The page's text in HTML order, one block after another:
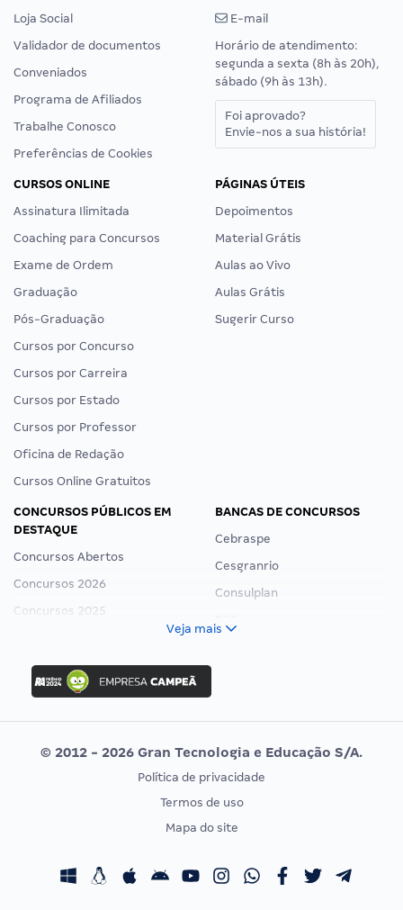
Loja Social
Validador de documentos
Conveniados
Programa de Afiliados
Trabalhe Conosco
Preferências de Cookies
E-mail
Horário de atendimento:
segunda a sexta (8h às 20h),
sábado (9h às 13h).
Foi aprovado?
Envie-nos a sua história!
CURSOS ONLINE
Assinatura Ilimitada
Coaching para Concursos
Exame de Ordem
Graduação
Pós-Graduação
Cursos por Concurso
Cursos por Carreira
Cursos por Estado
Cursos por Professor
Oficina de Redação
Cursos Online Gratuitos
PÁGINAS ÚTEIS
Depoimentos
Material Grátis
Aulas ao Vivo
Aulas Grátis
Sugerir Curso
CONCURSOS PÚBLICOS EM
DESTAQUE
Concursos Abertos
Concursos 2026
Concursos 2025
Concurso Ibama
Concurso MPU
Editais publicados
BANCAS DE CONCURSOS
Cebraspe
Cesgranrio
Consulplan
Vunesp
CONCURSOS POR PROFISSÃO
Concursos Fiscais
EXAME DE ORDEM
Calendário OAB
Veja mais
© 2012 - 2026 Gran Tecnologia e Educação S/A.
Política de privacidade
Termos de uso
Mapa do site